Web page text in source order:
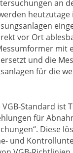
an
vor Ort
mit
und die
für die
Standard ist
für
Diese
und